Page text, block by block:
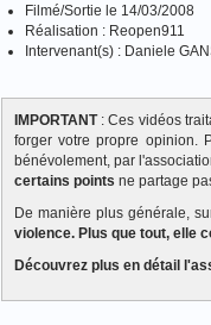
Filmé/Sortie le 14/03/2008
Réalisation : Reopen911
Intervenant(s) : Daniele
IMPORTANT: Ces vidéos
forger votre propre opinion.
bénévolement, par
certains points ne partage
De manière plus générale,
violence. Plus que tout, elle
Découvrez plus en détail